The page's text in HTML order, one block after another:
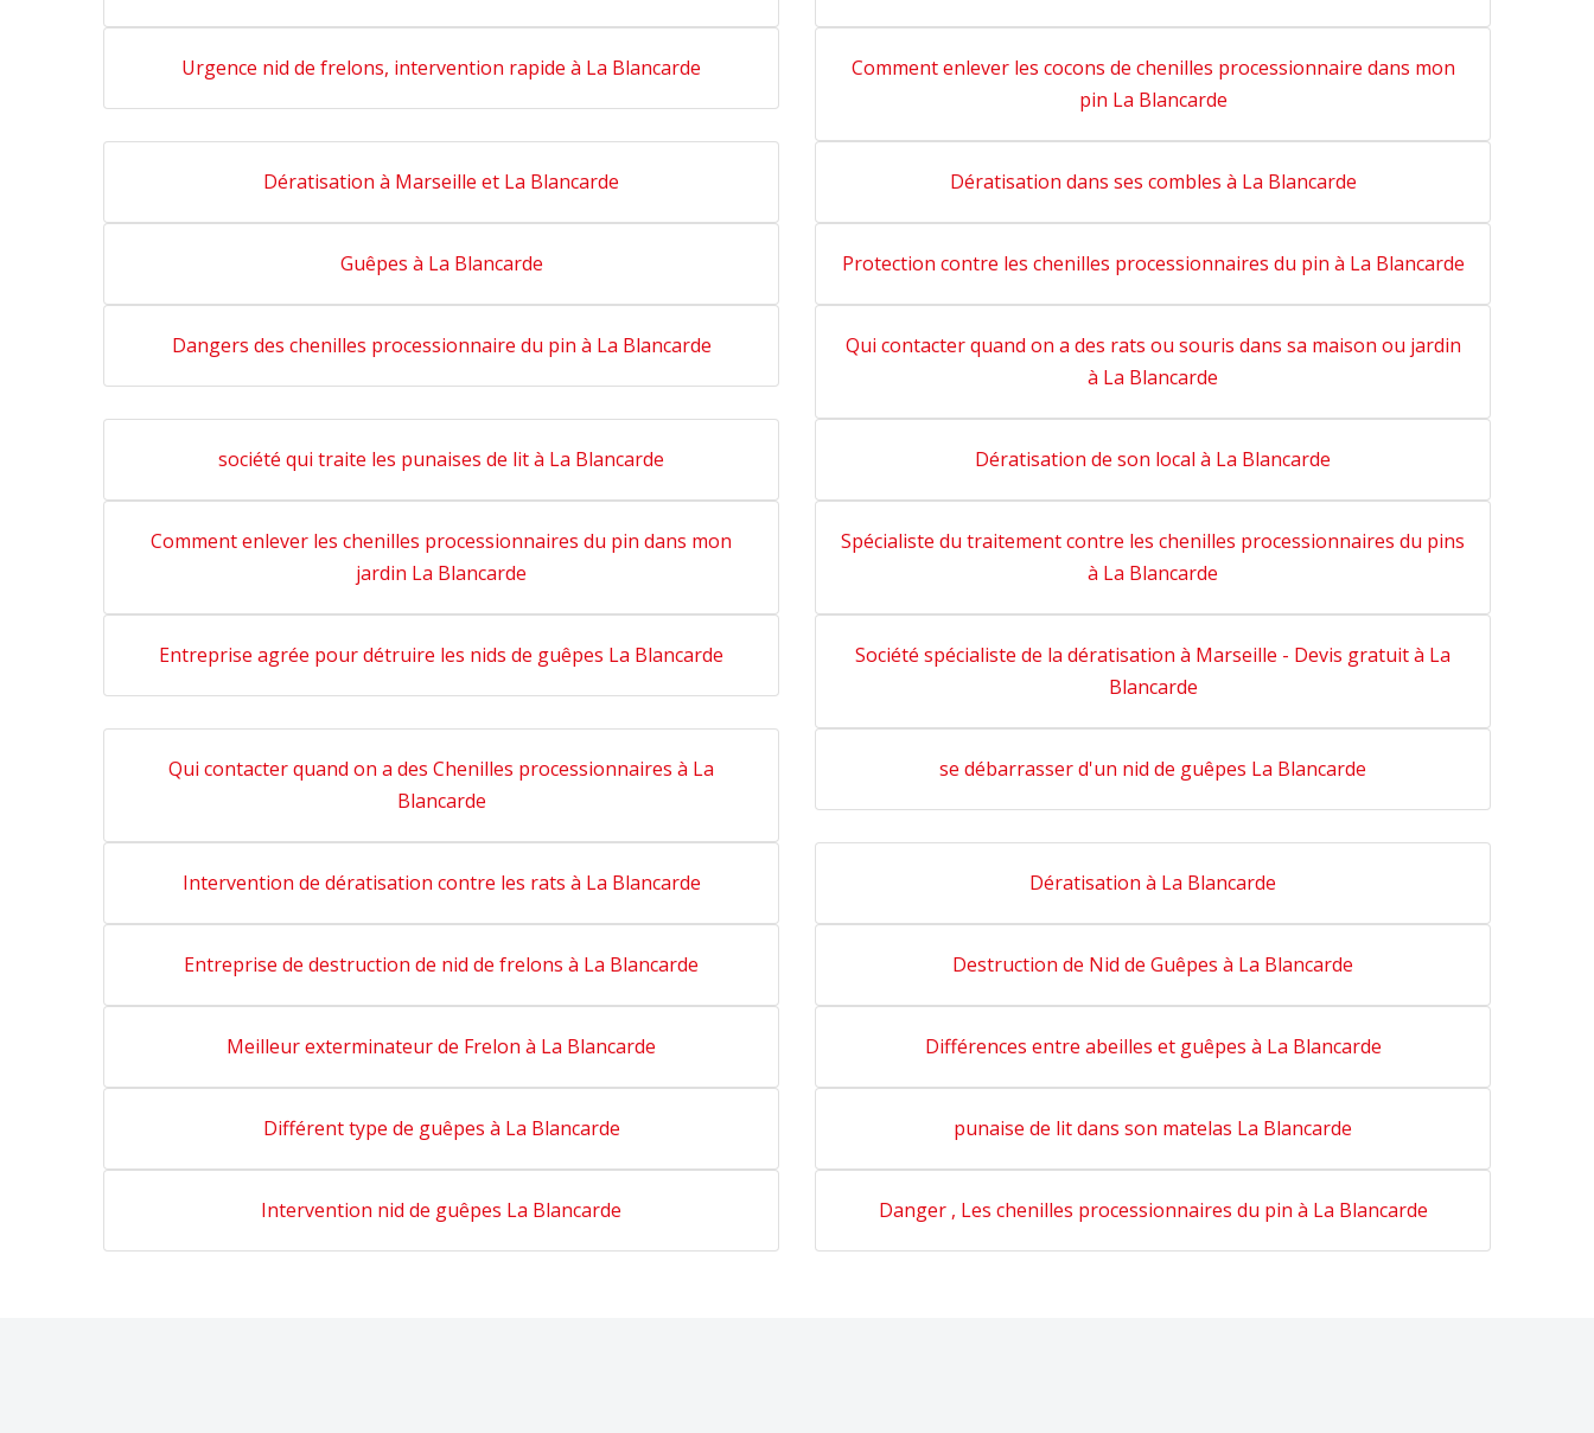
Urgence nid de frelons, intervention rapide à La Blancarde
Comment enlever les cocons de chenilles processionnaire dans mon
pin La Blancarde
Dératisation à Marseille et La Blancarde Dératisation dans ses combles à La Blancarde
Guêpes à La Blancarde Protection contre les chenilles processionnaires du pin à La Blancarde
Dangers des chenilles processionnaire du pin à La Blancarde
Qui contacter quand on a des rats ou souris dans sa maison ou jardin
à La Blancarde
société qui traite les punaises de lit à La Blancarde Dératisation de son local à La Blancarde
Comment enlever les chenilles processionnaires du pin dans mon
jardin La Blancarde
Spécialiste du traitement contre les chenilles processionnaires du pins
à La Blancarde
Entreprise agrée pour détruire les nids de guêpes La Blancarde
Société spécialiste de la dératisation à Marseille - Devis gratuit à La
Blancarde
Qui contacter quand on a des Chenilles processionnaires à La
Blancarde
se débarrasser d'un nid de guêpes La Blancarde
Intervention de dératisation contre les rats à La Blancarde Dératisation à La Blancarde
Entreprise de destruction de nid de frelons à La Blancarde Destruction de Nid de Guêpes à La Blancarde
Meilleur exterminateur de Frelon à La Blancarde Différences entre abeilles et guêpes à La Blancarde
Différent type de guêpes à La Blancarde punaise de lit dans son matelas La Blancarde
Intervention nid de guêpes La Blancarde Danger , Les chenilles processionnaires du pin à La Blancarde